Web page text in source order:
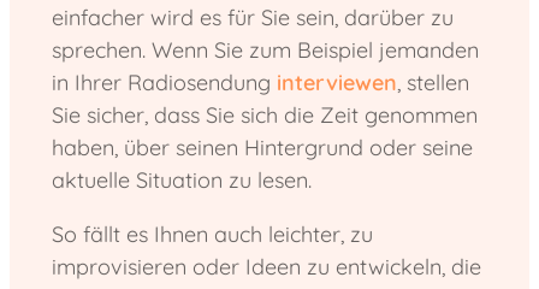
einfacher wird es für Sie sein, darüber zu
sprechen. Wenn Sie zum Beispiel jemanden
in Ihrer Radiosendung interviewen, stellen
Sie sicher, dass Sie sich die Zeit genommen
haben, über seinen Hintergrund oder seine
aktuelle Situation zu lesen.
So fällt es Ihnen auch leichter, zu
improvisieren oder Ideen zu entwickeln, die